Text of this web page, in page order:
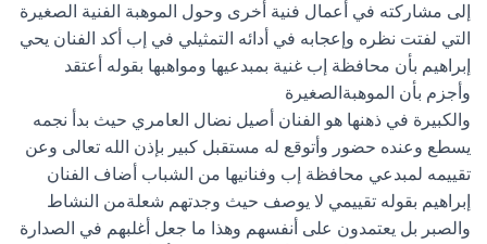
إلى مشاركته في أعمال فنية أخرى وحول الموهبة الفنية الصغيرة
التي لفتت نظره وإعجابه في أدائه التمثيلي في إب أكد الفنان يحي
إبراهيم بأن محافظة إب غنية بمبدعيها ومواهبها بقوله أعتقد
وأجزم بأن الموهبةالصغيرة
والكبيرة في ذهنها هو الفنان أصيل نضال العامري حيث بدأ نجمه
يسطع وعنده حضور وأتوقع له مستقبل كبير بإذن الله تعالى وعن
تقييمه لمبدعي محافظة إب وفنانيها من الشباب أضاف الفنان
إبراهيم بقوله تقييمي لا يوصف حيث وجدتهم شعلةمن النشاط
والصبر بل يعتمدون على أنفسهم وهذا ما جعل أغلبهم في الصدارة